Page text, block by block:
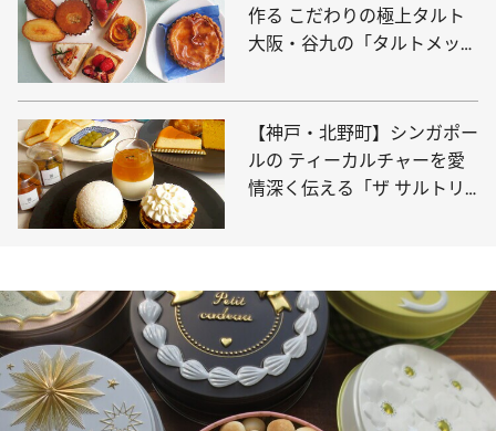
作る こだわりの極上タルト
大阪・谷九の「タルトメッ
【神戸・北野町】シンガポー
ルの ティーカルチャーを愛
情深く伝える「ザ サルトリ